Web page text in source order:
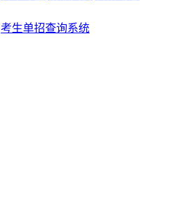
考生单招查询系统